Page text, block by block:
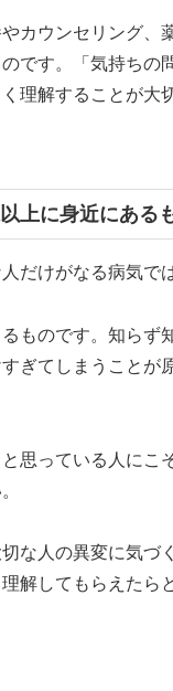
カウンセリング、
です。「気持ちの
理解することが大
上に身近にある
だけがなる病気で
ものです。知らず
ぎてしまうことが
と思っている人にこ
な人の異変に気づ
解してもらえたら